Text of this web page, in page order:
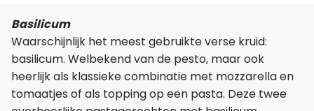
Basilicum
Waarschijnlijk het meest gebruikte verse kruid:
basilicum. Welbekend van de pesto, maar ook
heerlijk als klassieke combinatie met mozzarella en
tomaatjes of als topping op een pasta. Deze twee